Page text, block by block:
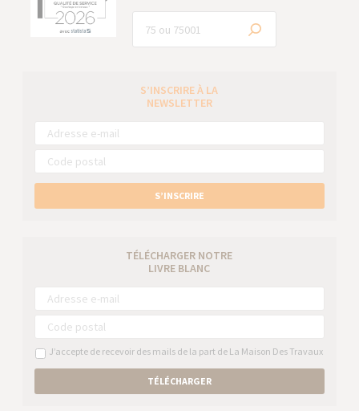
S’INSCRIRE À LA
NEWSLETTER
S’INSCRIRE
TÉLÉCHARGER NOTRE
LIVRE BLANC
J’accepte de recevoir des mails de la part de La Maison Des Travaux
TÉLÉCHARGER